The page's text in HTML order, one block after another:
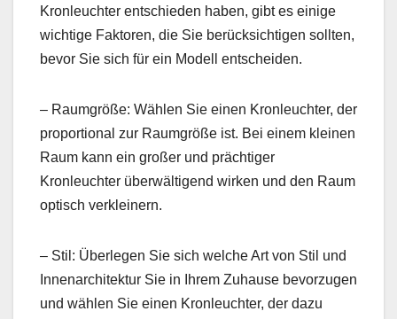
Kronleuchter entschieden haben, gibt es einige
wichtige Faktoren, die Sie berücksichtigen sollten,
bevor Sie sich für ein Modell entscheiden.
– Raumgröße: Wählen Sie einen Kronleuchter, der
proportional zur Raumgröße ist. Bei einem kleinen
Raum kann ein großer und prächtiger
Kronleuchter überwältigend wirken und den Raum
optisch verkleinern.
– Stil: Überlegen Sie sich welche Art von Stil und
Innenarchitektur Sie in Ihrem Zuhause bevorzugen
und wählen Sie einen Kronleuchter, der dazu